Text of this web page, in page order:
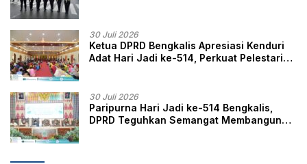
30 Juli 2026
Ketua DPRD Bengkalis Apresiasi Kenduri
Adat Hari Jadi ke-514, Perkuat Pelestarian
30 Juli 2026
Paripurna Hari Jadi ke-514 Bengkalis,
DPRD Teguhkan Semangat Membangun